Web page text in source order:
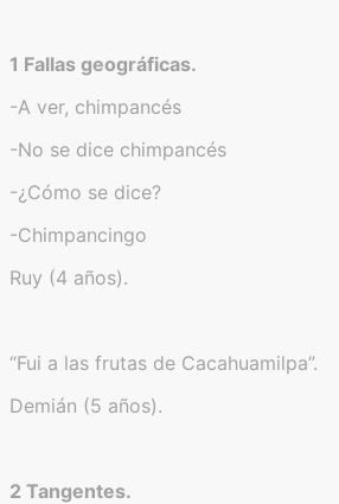
1 Fallas geográficas.
-A ver, chimpancés
-No se dice chimpancés
-¿Cómo se dice?
-Chimpancingo
Ruy (4 años).
“Fui a las frutas de Cacahuamilpa”.
Demián (5 años).
2 Tangentes.